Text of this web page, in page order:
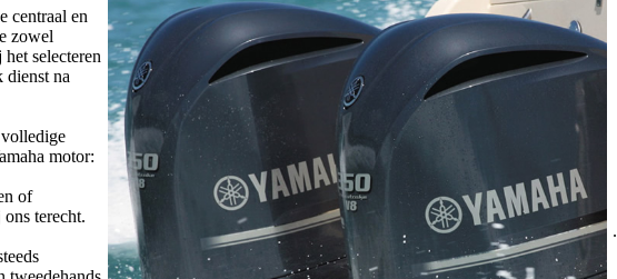
centraal en
zowel
selecteren
dienst na
motor:
of
terecht.
.